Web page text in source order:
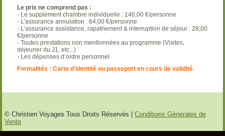
Le prix ne comprend pas :
- Le supplément chambre individuelle : 140,00 €/personne
- L’assurance annulation : 64,00 €/personne
- L’assurance assistance, rapatriement & interruption de séjour : 28,00
€/personne
- Toutes prestations non mentionnées au programme (Visites,
déjeuner du J1, etc...)
- Les dépenses d’ordre personnel
Formalités : Carte d’identité ou passeport en cours de validité.
© Christien Voyages Tous Droits Réservés |Conditions Générales de
Vente